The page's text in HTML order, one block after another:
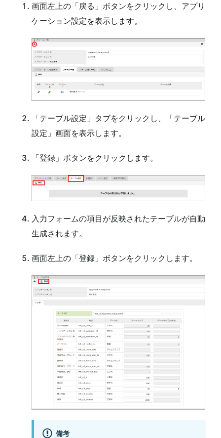
画面左上の「戻る」ボタンをクリックし、アプリ
ケーション設定を表示します。
「テーブル設定」タブをクリックし、「テーブル
設定」画面を表示します。
「登録」ボタンをクリックします。
入力フォームの項目が反映されたテーブルが自動
生成されます。
画面左上の「登録」ボタンをクリックします。
備考